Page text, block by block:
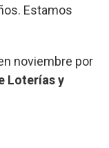
Estamos
noviembre por
Loterías y